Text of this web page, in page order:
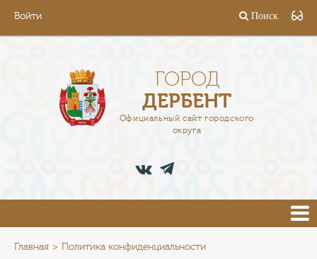
Войти Поиск
ГОРОД
ДЕРБЕНТ
Официальный сайт городского
округа
АДМИНИСТРАЦИЯ
ПРЕСС-ЦЕНТР
Главная Политика конфиденциальности